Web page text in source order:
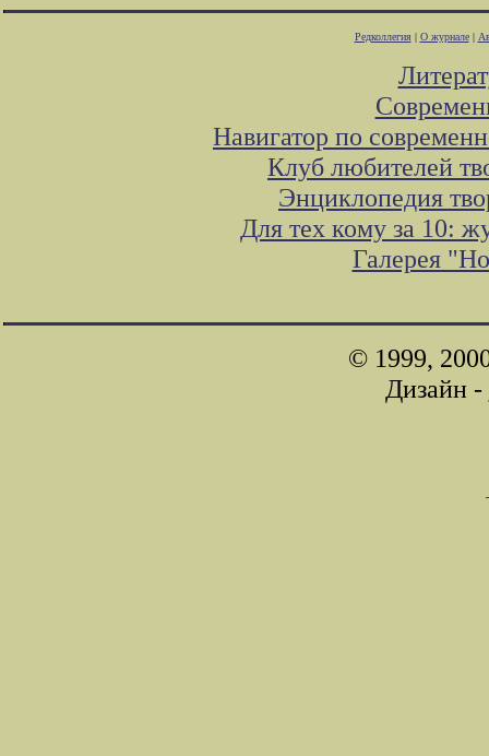
Редколлегия| О журнале|
Навигатор по
Клуб любителей
Энциклопедия
Для тех кому за 10:
Галерея
© 1999,
Дизайн -